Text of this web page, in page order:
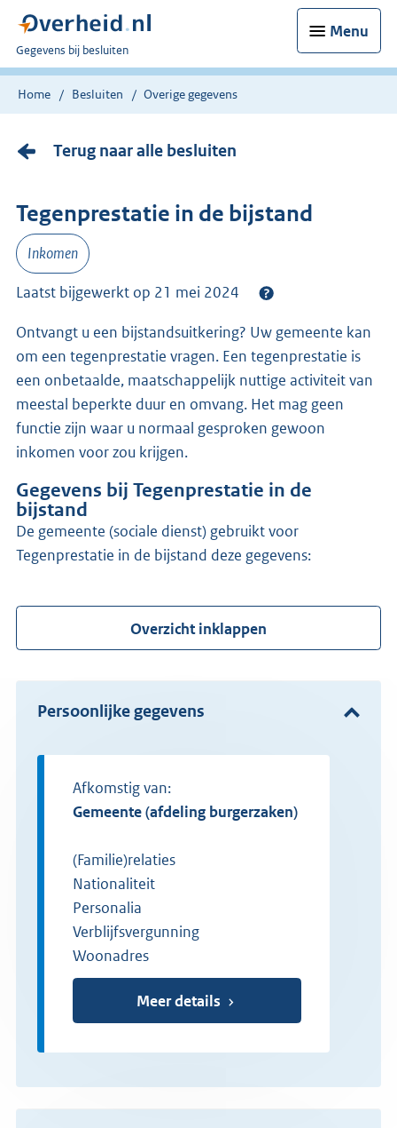
Menu
U
bent
nu
Gegevens bij besluiten
Home Besluiten Overige gegevens
Terug naar alle besluiten
Tegenprestatie in de bijstand
Inkomen
Laatst bijgewerkt op 21 mei 2024
Ontvangt u een bijstandsuitkering? Uw gemeente kan
om een tegenprestatie vragen. Een tegenprestatie is
een onbetaalde, maatschappelijk nuttige activiteit van
meestal beperkte duur en omvang. Het mag geen
functie zijn waar u normaal gesproken gewoon
inkomen voor zou krijgen.
Gegevens bij Tegenprestatie in de
bijstand
de gemeente (sociale dienst) gebruikt voor
Tegenprestatie in de bijstand deze gegevens:
Overzicht inklappen
Persoonlijke gegevens
Afkomstig van:
gemeente (afdeling burgerzaken)
(Familie)relaties
Nationaliteit
Personalia
Verblijfsvergunning
Woonadres
Meer details